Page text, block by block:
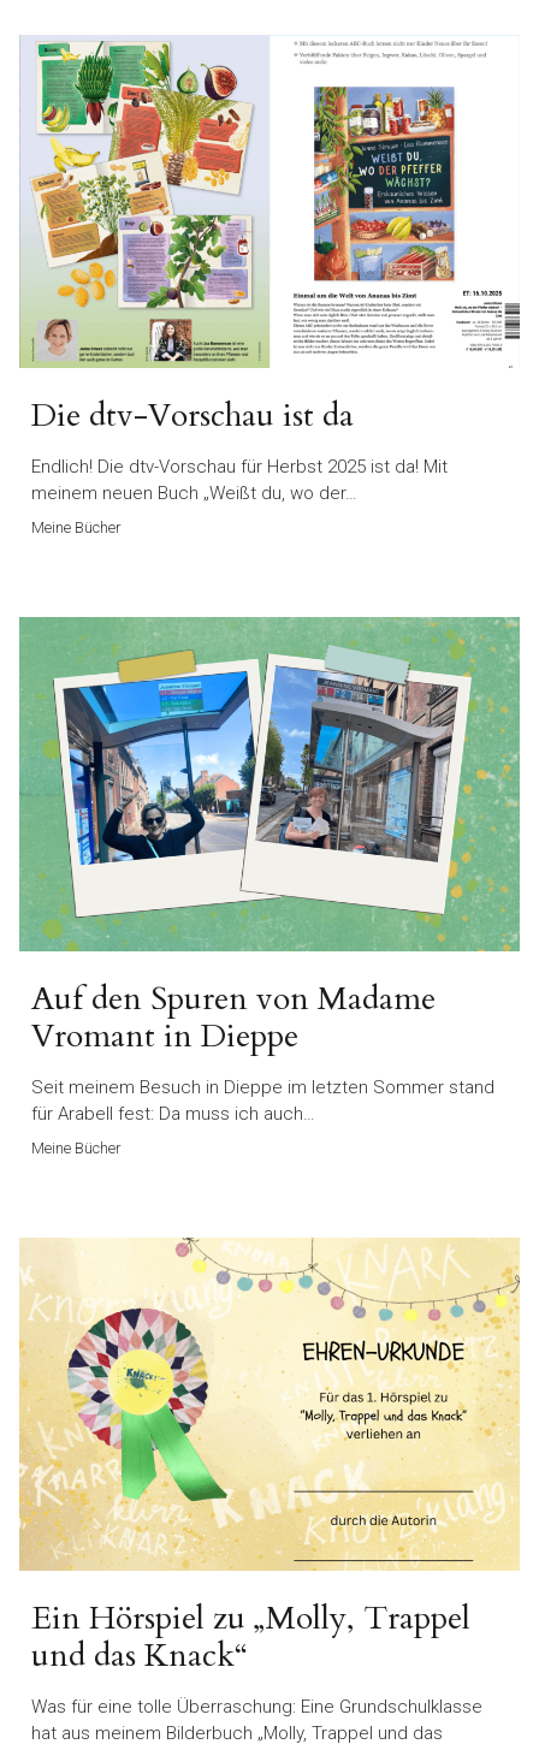
Die dtv-Vorschau ist da
Endlich! Die dtv-Vorschau für Herbst 2025 ist da! Mit
meinem neuen Buch „Weißt du, wo der…
Meine Bücher
Auf den Spuren von Madame
Vromant in Dieppe
Seit meinem Besuch in Dieppe im letzten Sommer stand
für Arabell fest: Da muss ich auch…
Meine Bücher
Ein Hörspiel zu „Molly, Trappel
und das Knack“
Was für eine tolle Überraschung: Eine Grundschulklasse
hat aus meinem Bilderbuch „Molly, Trappel und das